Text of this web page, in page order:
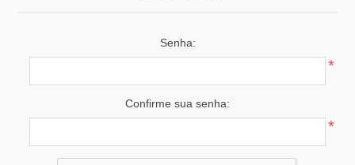
Senha:
*
Confirme sua senha:
*